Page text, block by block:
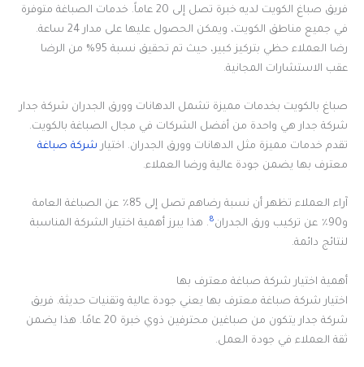
فريق صباغ الكويت لديه خبرة تصل إلى 20 عاماً. خدمات الصباغة متوفرة
في جميع مناطق الكويت، ويمكن الحصول عليها على مدار 24 ساعة.
رضا العملاء حظي بتركيز كبير، حيث تم تحقيق نسبة 95% من الرضا
عقب الاستشارات المجانية.
صباغ بالكويت بخدمات مميزة تشمل الدهانات وورق الجدران شركة جدار
شركة جدار هي واحدة من أفضل الشركات في مجال الصباغة بالكويت.
تقدم خدمات مميزة مثل الدهانات وورق الجدران. اختيار شركة صباغة
معترف بها يضمن جودة عالية ورضا العملاء.
آراء العملاء تظهر أن نسبة رضاهم تصل إلى 85٪ عن الصباغة العامة
و90٪ عن تركيب ورق الجدران
8. هذا يبرز أهمية اختيار الشركة المناسبة
لنتائج دائمة.
أهمية اختيار شركة صباغة معترف بها
اختيار شركة صباغة معترف بها يعني جودة عالية وتقنيات حديثة. فريق
شركة جدار يتكون من صباغين محترفين ذوي خبرة 20 عامًا. هذا يضمن
ثقة العملاء في جودة العمل.